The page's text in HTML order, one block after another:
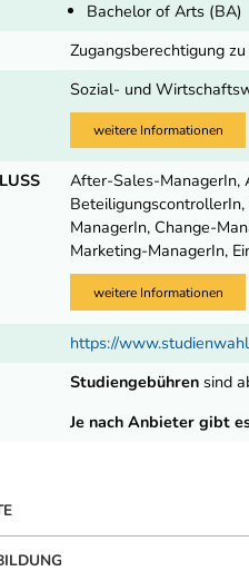
Bachelor of Arts (BA)
Zugangsberechtigung
Sozial- und
weitere Informationen
After-Sales-ManagerIn,
ManagerIn, Change-
Marketing-ManagerIn,
weitere Informationen
https://
Studiengebühren sind
Je nach Anbieter gibt